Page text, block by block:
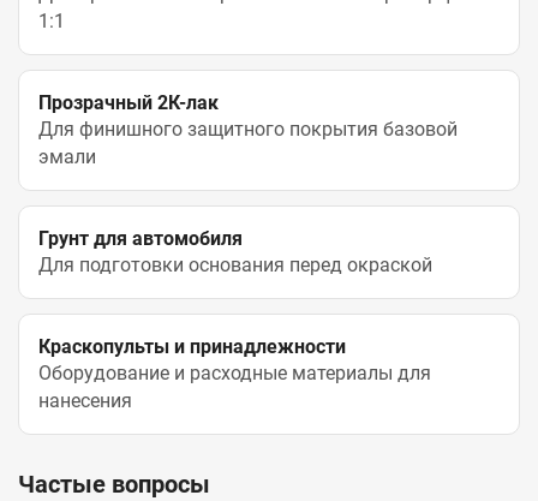
1:1
Прозрачный 2К-лак
Для финишного защитного покрытия базовой
эмали
Грунт для автомобиля
Для подготовки основания перед окраской
Краскопульты и принадлежности
Оборудование и расходные материалы для
нанесения
Частые вопросы